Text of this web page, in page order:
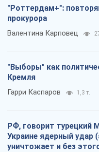
"Роттердам+":
прокурора
Валентина Карповец
"Выборы" как
Кремля
Гарри Каспаров 1,3 т.
РФ, говорит турецкий
Украине ядерный удар
уничтожает и без